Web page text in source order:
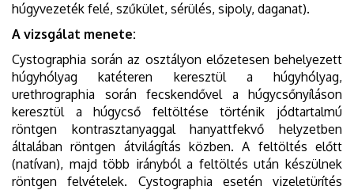
húgyvezeték felé, szűkület, sérülés, sipoly, daganat).
A vizsgálat menete:
Cystographia során az osztályon előzetesen behelyezett
húgyhólyag katéteren keresztül a húgyhólyag,
urethrographia során fecskendővel a húgycsőnyíláson
keresztül a húgycső feltöltése történik jódtartalmú
röntgen kontrasztanyaggal hanyattfekvő helyzetben
általában röntgen átvilágítás közben. A feltöltés előtt
(natívan), majd több irányból a feltöltés után készülnek
röntgen felvételek. Cystographia esetén vizeletürítés